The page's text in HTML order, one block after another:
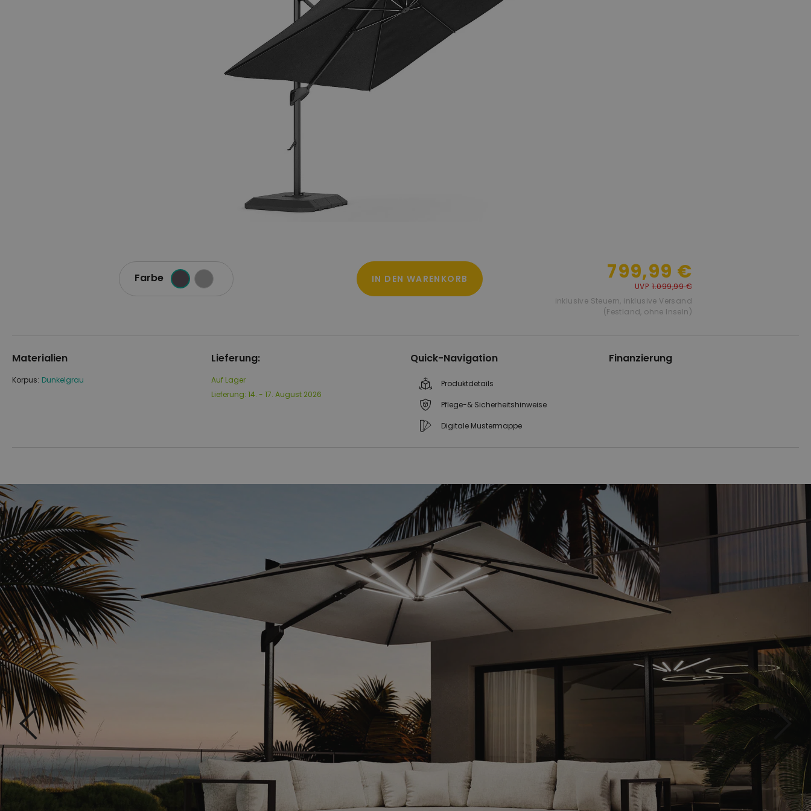
Farbe IN DEN WARENKORB 799,99 €
UVP 1.099,99 €
inklusive Steuern, inklusive Versand
(Festland, ohne Inseln)
Materialien
Korpus: Dunkelgrau
Lieferung:
Auf Lager
Lieferung: 14. - 17. August 2026
Quick-Navigation
Produktdetails
Pflege-& Sicherheitshinweise
Digitale Mustermappe
Finanzierung
Zum
Ende
der
Bildgalerie
springen
Zum
Anfang
der
Bildgalerie
springen